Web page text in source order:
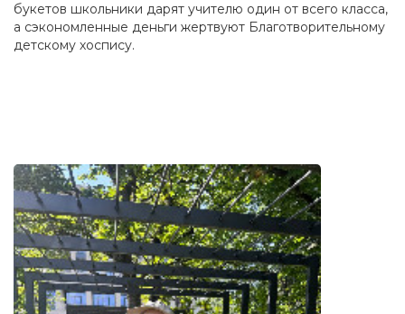
букетов школьники дарят учителю один от всего класса,
а сэкономленные деньги жертвуют Благотворительному
детскому хоспису.